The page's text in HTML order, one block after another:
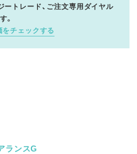
ートレード、ご注文専用ダイヤル
。
チェックする
ランスG